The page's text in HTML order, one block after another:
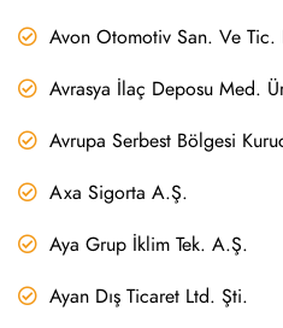
Avon Otomotiv San. Ve Tic.
Avrasya İlaç Deposu Med.
Avrupa Serbest Bölgesi
Axa Sigorta A.Ş.
Aya Grup İklim Tek. A.Ş.
Ayan Dış Ticaret Ltd. Şti.